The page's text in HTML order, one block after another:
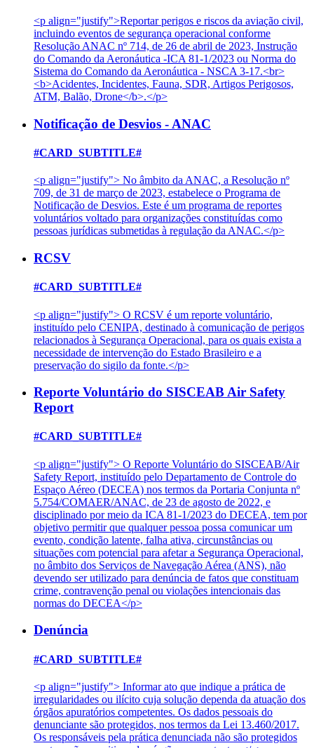
<p align="justify">Reportar perigos e riscos da aviação civil,
incluindo eventos de segurança operacional conforme
Resolução ANAC nº 714, de 26 de abril de 2023, Instrução
do Comando da Aeronáutica -ICA 81-1/2023 ou Norma do
Sistema do Comando da Aeronáutica - NSCA 3-17.<br>
<b>Acidentes, Incidentes, Fauna, SDR, Artigos Perigosos,
ATM, Balão, Drone</b>.</p>
Notificação de Desvios - ANAC
#CARD_SUBTITLE#
<p align="justify"> No âmbito da ANAC, a Resolução nº
709, de 31 de março de 2023, estabelece o Programa de
Notificação de Desvios. Este é um programa de reportes
voluntários voltado para organizações constituídas como
pessoas jurídicas submetidas à regulação da ANAC.</p>
RCSV
#CARD_SUBTITLE#
<p align="justify"> O RCSV é um reporte voluntário,
instituído pelo CENIPA, destinado à comunicação de perigos
relacionados à Segurança Operacional, para os quais exista a
necessidade de intervenção do Estado Brasileiro e a
preservação do sigilo da fonte.</p>
Reporte Voluntário do SISCEAB Air Safety
Report
#CARD_SUBTITLE#
<p align="justify"> O Reporte Voluntário do SISCEAB/Air
Safety Report, instituído pelo Departamento de Controle do
Espaço Aéreo (DECEA) nos termos da Portaria Conjunta nº
5.754/COMAER/ANAC, de 23 de agosto de 2022, e
disciplinado por meio da ICA 81-1/2023 do DECEA, tem por
objetivo permitir que qualquer pessoa possa comunicar um
evento, condição latente, falha ativa, circunstâncias ou
situações com potencial para afetar a Segurança Operacional,
no âmbito dos Serviços de Navegação Aérea (ANS), não
devendo ser utilizado para denúncia de fatos que constituam
crime, contravenção penal ou violações intencionais das
normas do DECEA</p>
Denúncia
#CARD_SUBTITLE#
<p align="justify"> Informar ato que indique a prática de
irregularidades ou ilícito cuja solução dependa da atuação dos
órgãos apuratórios competentes. Os dados pessoais do
denunciante são protegidos, nos termos da Lei 13.460/2017.
Os responsáveis pela prática denunciada não são protegidos